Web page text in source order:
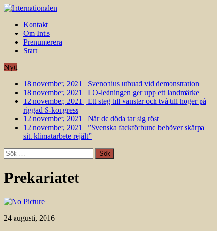
Kontakt
Om Intis
Prenumerera
Start
Nytt
18 november, 2021 | Svenonius utbuad vid demonstration
18 november, 2021 | LO-ledningen ger upp ett landmärke
12 november, 2021 | Ett steg till vänster och två till höger på
riggad S-kongress
12 november, 2021 | När de döda tar sig röst
12 november, 2021 | ”Svenska fackförbund behöver skärpa
sitt klimatarbete rejält”
Sök
efter:
Prekariatet
24 augusti, 2016